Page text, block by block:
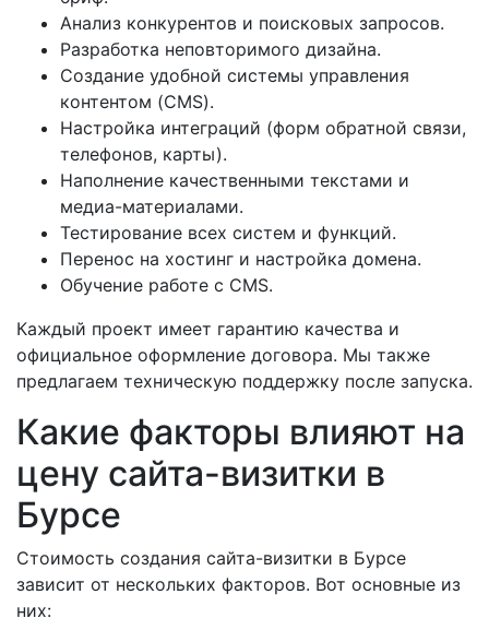
Анализ конкурентов и поисковых запросов.
Разработка неповторимого дизайна.
Создание удобной системы управления
контентом (CMS).
Настройка интеграций (форм обратной связи,
телефонов, карты).
Наполнение качественными текстами и
медиа-материалами.
Тестирование всех систем и функций.
Перенос на хостинг и настройка домена.
Обучение работе с CMS.
Каждый проект имеет гарантию качества и
официальное оформление договора. Мы также
предлагаем техническую поддержку после запуска.
Какие факторы влияют на
цену сайта-визитки в
Бурсе
Стоимость создания сайта-визитки в Бурсе
зависит от нескольких факторов. Вот основные из
них: